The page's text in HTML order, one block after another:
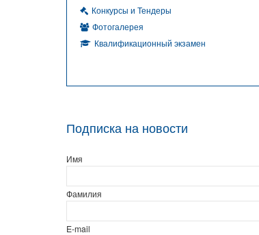
Конкурсы и Тендеры
Фотогалерея
Квалификационный экзамен
Подписка на новости
Имя
Фамилия
E-mail